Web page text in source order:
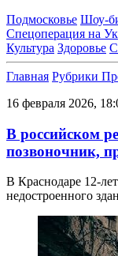
Подмосковье Шоу-
Спецоперация на
Культура Здоровье
Главная Рубрики
16 февраля 2026,
В российском
позвоночник,
В Краснодаре 12-
недостроенного